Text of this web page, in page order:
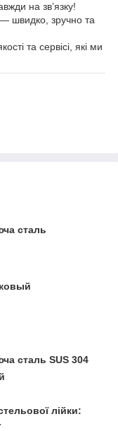
на зв’язку!
— швидко, зручно та
та сервісі, які ми
сталь
сталь SUS 304
лійки: